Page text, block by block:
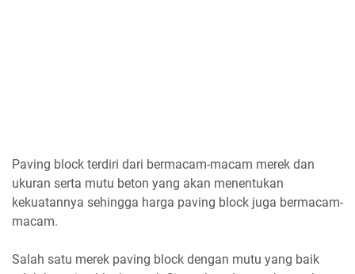
Paving block terdiri dari bermacam-macam merek dan
ukuran serta mutu beton yang akan menentukan
kekuatannya sehingga harga paving block juga bermacam-
macam.
Salah satu merek paving block dengan mutu yang baik